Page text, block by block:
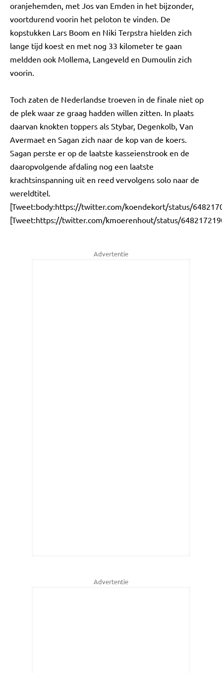
oranjehemden, met Jos van Emden in het bijzonder,
voortdurend voorin het peloton te vinden. De
kopstukken Lars Boom en Niki Terpstra hielden zich
lange tijd koest en met nog 33 kilometer te gaan
meldden ook Mollema, Langeveld en Dumoulin zich
voorin.
Toch zaten de Nederlandse troeven in de finale niet op
de plek waar ze graag hadden willen zitten. In plaats
daarvan knokten toppers als Stybar, Degenkolb, Van
Avermaet en Sagan zich naar de kop van de koers.
Sagan perste er op de laatste kasseienstrook en de
daaropvolgende afdaling nog een laatste
krachtsinspanning uit en reed vervolgens solo naar de
wereldtitel.
[Tweet:body:https://twitter.com/koendekort/status/
[Tweet:https://twitter.com/kmoerenhout/status/
Advertentie
Advertentie